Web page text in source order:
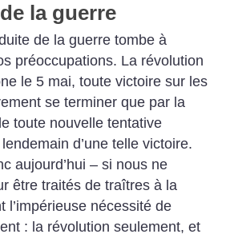
la guerre
de la guerre tombe à
préoccupations. La révolution
le 5 mai, toute victoire sur les
se terminer que par la
toute nouvelle tentative
d’une telle victoire.
aujourd’hui – si nous ne
être traités de traîtres à la
l’impérieuse nécessité de
: la révolution seulement, et